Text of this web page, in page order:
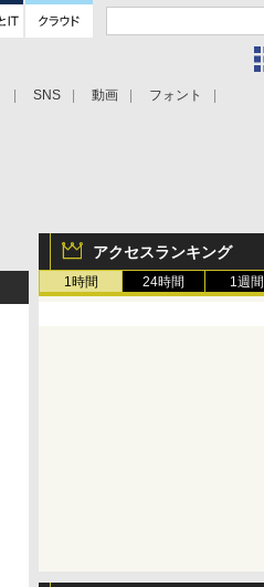
SNS 動画 フォント
アクセスランキング
1時間 24時間 1週間